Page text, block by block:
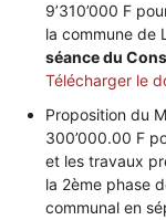
9’310’000 F
la commune de
séance du
Télécharger le
Proposition du
300’000.00 F
et les travaux
la 2ème phase
communal en